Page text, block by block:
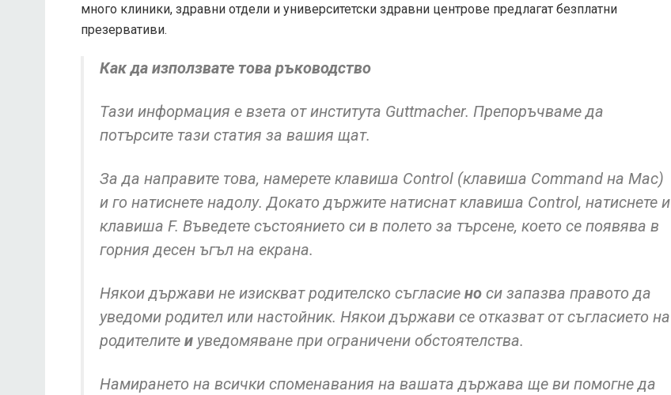
много клиники, здравни отдели и университетски здравни центрове предлагат безплатни
презервативи.
Как да използвате това ръководство
Тази информация е взета от института Guttmacher. Препоръчваме да
потърсите тази статия за вашия щат.
За да направите това, намерете клавиша Control (клавиша Command на Mac)
и го натиснете надолу. Докато държите натиснат клавиша Control, натиснете и
клавиша F. Въведете състоянието си в полето за търсене, което се появява в
горния десен ъгъл на екрана.
Някои държави не изискват родителско съгласие но си запазва правото да
уведоми родител или настойник. Някои държави се отказват от съгласието на
родителите и уведомяване при ограничени обстоятелства.
Намирането на всички споменавания на вашата държава ще ви помогне да